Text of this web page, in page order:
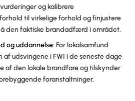
og kalibrere
til virkelige forhold og finjustere
den faktiske brandadfærd i området.
og uddannelse: For lokalsamfund
af udsvingene i FWI i de seneste dage
af den lokale brandfare og tilskynder
foranstaltninger.